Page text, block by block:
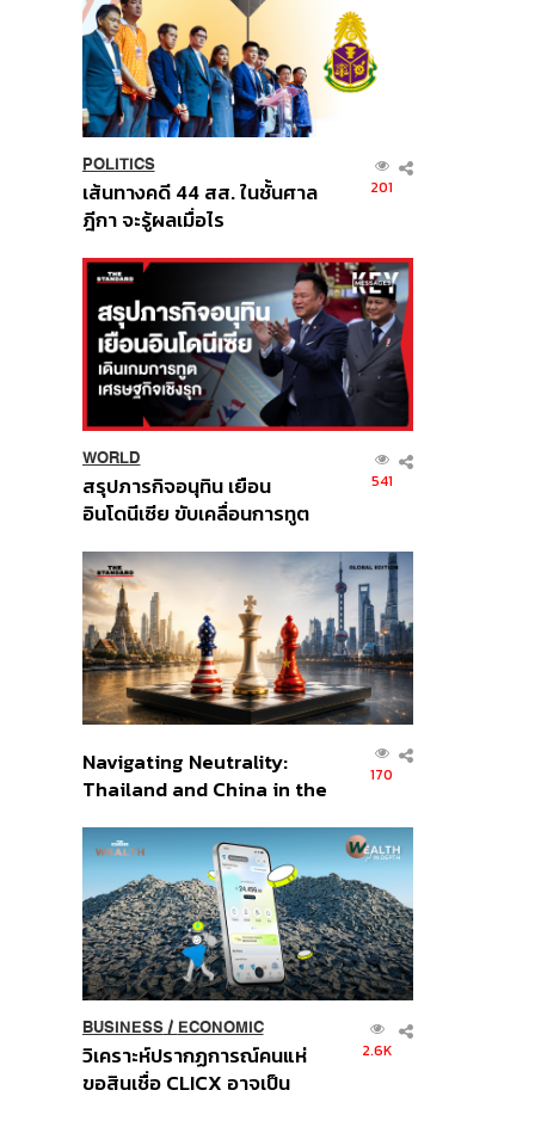
POLITICS
เส้นทางคดี 44 สส. ในชั้นศาล
ฎีกา จะรู้ผลเมื่อไร
201
WORLD
สรุปภารกิจอนุทิน เยือน
อินโดนีเซีย ขับเคลื่อนการทูต
ส่วนยุทธศาสตร์ไทย –
อินโดนีเซีย
541
Navigating Neutrality:
Thailand and China in the
Order
170
BUSINESS/ ECONOMIC
วิเคราะห์ปรากฏการณ์คนแห่
ขอสินเชื่อ CLICX อาจเป็น
2.6K